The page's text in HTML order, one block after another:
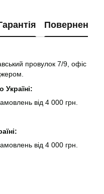
Повернення
провулок 7/9, офіс
від 4 000 грн.
від 4 000 грн.